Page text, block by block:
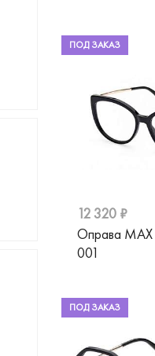
ПОД ЗАКАЗ
12 320 ₽
Оправа
001
ПОД ЗАКАЗ